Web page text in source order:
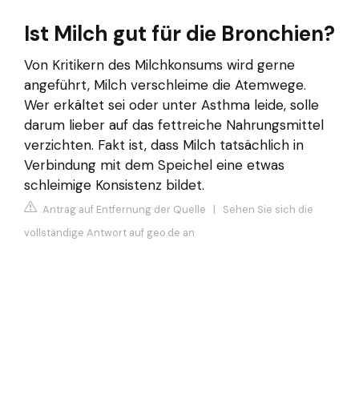
Ist Milch gut für die Bronchien?
Von Kritikern des Milchkonsums wird gerne
angeführt, Milch verschleime die Atemwege.
Wer erkältet sei oder unter Asthma leide, solle
darum lieber auf das fettreiche Nahrungsmittel
verzichten. Fakt ist, dass Milch tatsächlich in
Verbindung mit dem Speichel eine etwas
schleimige Konsistenz bildet.
Antrag auf Entfernung der Quelle | Sehen Sie sich die
vollständige Antwort auf geo.de an